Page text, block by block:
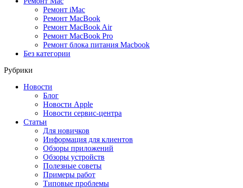
Ремонт iMac
Ремонт MacBook
Ремонт MacBook Air
Ремонт MacBook Pro
Ремонт блока питания Macbook
Без категории
Рубрики
Новости
Блог
Новости Apple
Новости сервис-центра
Статьи
Для новичков
Информация для клиентов
Обзоры приложений
Обзоры устройств
Полезные советы
Примеры работ
Типовые проблемы